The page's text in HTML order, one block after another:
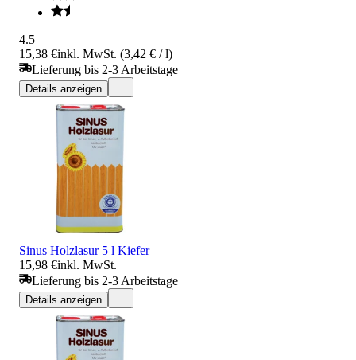
4.5
15,38 €inkl. MwSt. (3,42 € / l)
Lieferung bis 2-3 Arbeitstage
Details anzeigen
Sinus Holzlasur 5 l Kiefer
15,98 €inkl. MwSt.
Lieferung bis 2-3 Arbeitstage
Details anzeigen